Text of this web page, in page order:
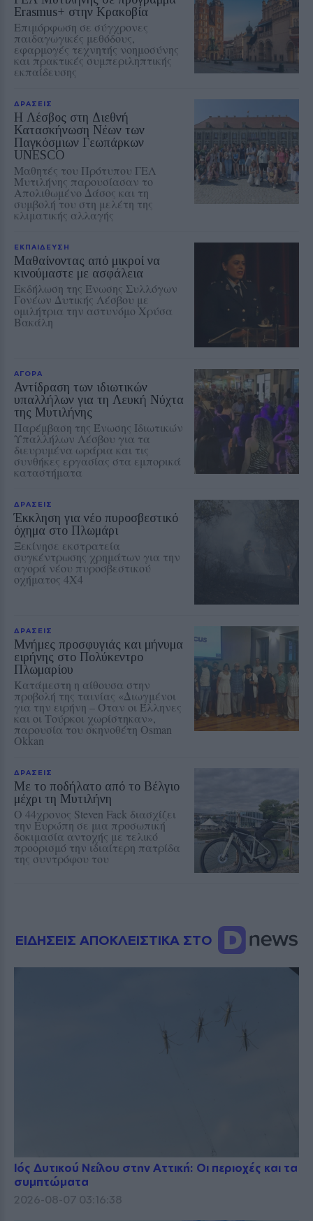
Erasmus+ στην Κρακοβία
Επιμόρφωση σε σύγχρονες
παιδαγωγικές μεθόδους,
εφαρμογές τεχνητής νοημοσύνης
και πρακτικές συμπεριληπτικής
εκπαίδευσης
ΔΡΑΣΕΙΣ
Η Λέσβος στη Διεθνή
Κατασκήνωση Νέων των
Παγκόσμιων Γεωπάρκων
UNESCO
Μαθητές του Πρότυπου ΓΕΛ
Μυτιλήνης παρουσίασαν το
Απολιθωμένο Δάσος και τη
συμβολή του στη μελέτη της
κλιματικής αλλαγής
ΕΚΠΑΙΔΕΥΣΗ
Μαθαίνοντας από μικροί να
κινούμαστε με ασφάλεια
Εκδήλωση της Ένωσης Συλλόγων
Γονέων Δυτικής Λέσβου με
ομιλήτρια την αστυνόμο Χρύσα
Βακάλη
ΑΓΟΡΑ
Αντίδραση των ιδιωτικών
υπαλλήλων για τη Λευκή Νύχτα
της Μυτιλήνης
Παρέμβαση της Ένωσης Ιδιωτικών
Υπαλλήλων Λέσβου για τα
διευρυμένα ωράρια και τις
συνθήκες εργασίας στα εμπορικά
καταστήματα
ΔΡΑΣΕΙΣ
Έκκληση για νέο πυροσβεστικό
όχημα στο Πλωμάρι
Ξεκίνησε εκστρατεία
συγκέντρωσης χρημάτων για την
αγορά νέου πυροσβεστικού
οχήματος 4Χ4
ΔΡΑΣΕΙΣ
Μνήμες προσφυγιάς και μήνυμα
ειρήνης στο Πολύκεντρο
Πλωμαρίου
Κατάμεστη η αίθουσα στην
προβολή της ταινίας «Διωγμένοι
για την ειρήνη – Όταν οι Έλληνες
και οι Τούρκοι χωρίστηκαν»,
παρουσία του σκηνοθέτη Osman
Okkan
ΔΡΑΣΕΙΣ
Με το ποδήλατο από το Βέλγιο
μέχρι τη Μυτιλήνη
Ο 44χρονος Steven Fack διασχίζει
την Ευρώπη σε μια προσωπική
δοκιμασία αντοχής με τελικό
προορισμό την ιδιαίτερη πατρίδα
της συντρόφου του
ΕΙΔΗΣΕΙΣ ΑΠΟΚΛΕΙΣΤΙΚΑ ΣΤΟ
Ιός Δυτικού Νείλου στην Αττική: Οι περιοχές και τα
συμπτώματα
2026-08-07 03:16:38